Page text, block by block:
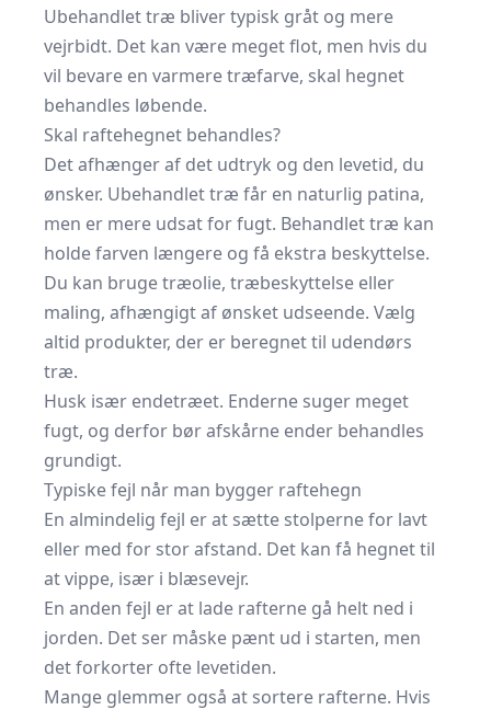
Ubehandlet træ bliver typisk gråt og mere
vejrbidt. Det kan være meget flot, men hvis du
vil bevare en varmere træfarve, skal hegnet
behandles løbende.
Skal raftehegnet behandles?
Det afhænger af det udtryk og den levetid, du
ønsker. Ubehandlet træ får en naturlig patina,
men er mere udsat for fugt. Behandlet træ kan
holde farven længere og få ekstra beskyttelse.
Du kan bruge træolie, træbeskyttelse eller
maling, afhængigt af ønsket udseende. Vælg
altid produkter, der er beregnet til udendørs
træ.
Husk især endetræet. Enderne suger meget
fugt, og derfor bør afskårne ender behandles
grundigt.
Typiske fejl når man bygger raftehegn
En almindelig fejl er at sætte stolperne for lavt
eller med for stor afstand. Det kan få hegnet til
at vippe, især i blæsevejr.
En anden fejl er at lade rafterne gå helt ned i
jorden. Det ser måske pænt ud i starten, men
det forkorter ofte levetiden.
Mange glemmer også at sortere rafterne. Hvis